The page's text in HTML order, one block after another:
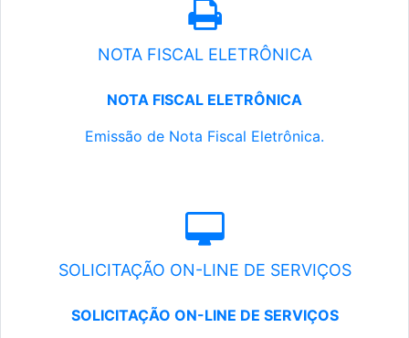
NOTA FISCAL ELETRÔNICA
NOTA FISCAL ELETRÔNICA
Emissão de Nota Fiscal Eletrônica.
SOLICITAÇÃO ON-LINE DE SERVIÇOS
SOLICITAÇÃO ON-LINE DE SERVIÇOS